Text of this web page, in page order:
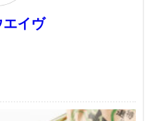
エイヴ